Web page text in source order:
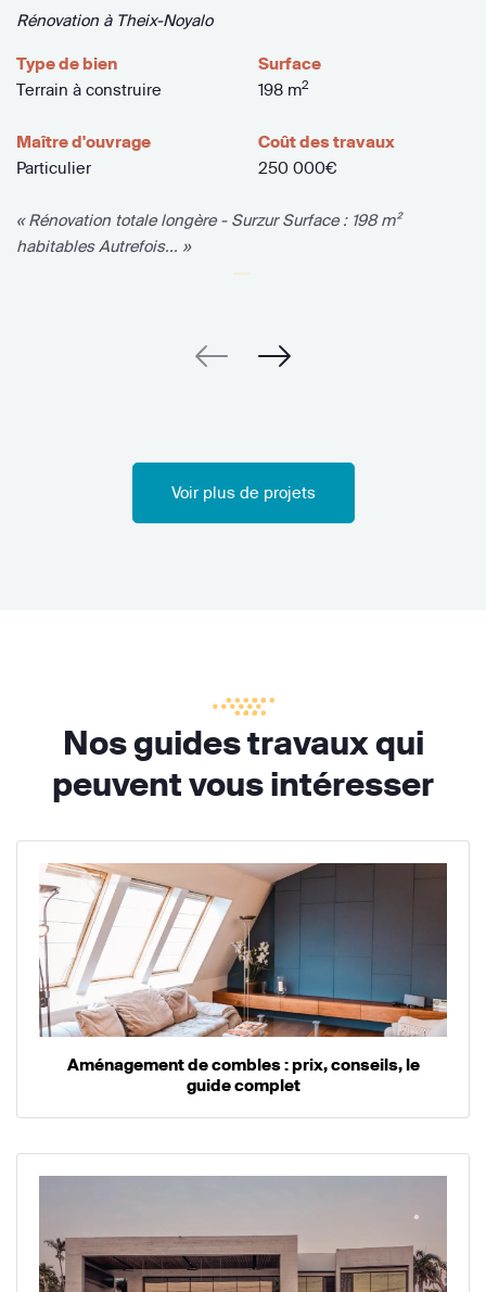
Rénovation à Theix-Noyalo
Type de bien
Terrain à construire
Surface
198 m2
Maître d'ouvrage
Particulier
Coût des travaux
250 000€
« Rénovation totale longère - Surzur Surface : 198 m²
habitables Autrefois... »
Voir plus de projets
Nos guides travaux qui
peuvent vous intéresser
Aménagement de combles : prix, conseils, le
guide complet